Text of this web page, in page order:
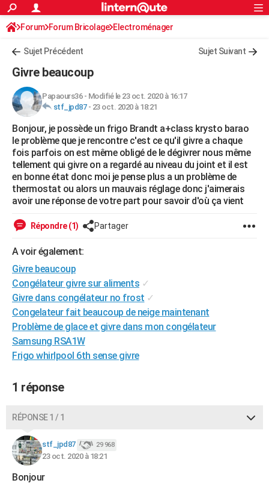
ACTUALITÉS
Politique
Société
Faits Divers
Education
Monde
Villes
+
FINANCE
Retraite
Impôts
Epargne
Immobilier
Risques naturels par ville
Banque
Assurance
Crédit
AUTO
Essais
Réserver un essai
Citadines
Berlines
SUV
Forum auto
+HIGH-TECH
Mobiles
Meilleur smartphone
Internet
Ordinateurs
Jeux vidéo
Guide high-tech
+BRICOLAGE
Forum
Aménagement intérieur
Extérieur
Cuisine
Salle de bains
Jardinage
Rangement
WEEK-END
Guides de France
Week-end nature
Art de vivre
Bien-être
Loisirs
Mode
Modes de vie
Alimentation
Guide de la santé
Maladies
Médicaments
Sommeil
Destinations
City break
Voyage nature
Voyage de noces
Forum
Climat
+PHOTO
GUIDES D'ACHAT
BONS PLANS
CARTE DE VOEUX
DICTIONNAIRE
S'inscrire
Se connecter
Lycées
Collèges
Primaires
Universités
Entreprises
Service militaire
Avis de recherche
AVIS DE DÉCÈS
FORUM
S'inscrire
Connexion
Forum Forum Bricolage Electroménager
Sujet Précédent Sujet Suivant
Givre beaucoup
Papaours36- Modifié le 23 oct. 2020 à 16:17
stf_jpd87- 23 oct. 2020 à 18:21
Bonjour, je possède un frigo Brandt a+class krysto barao
le problème que je rencontre c'est ce qu'il givre a chaque
fois parfois on est même obligé de le dégivrer nous même
tellement qui givre on a regardé au niveau du joint et il est
en bonne état donc moi je pense plus a un problème de
thermostat ou alors un mauvais réglage donc j'aimerais
avoir une réponse de votre part pour savoir d'où ça vient
Répondre (1) Partager
A voir également:
Givre beaucoup
Congélateur givre sur aliments ✓
Givre dans congélateur no frost ✓
Congelateur fait beaucoup de neige maintenant
Problème de glace et givre dans mon congélateur
Samsung RSA1W
Frigo whirlpool 6th sense givre
1 réponse
RÉPONSE 1 / 1
stf_jpd87 29 968
23 oct. 2020 à 18:21
Bonjour